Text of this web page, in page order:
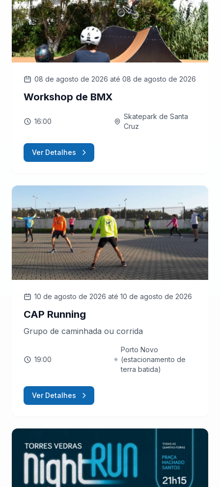
08 de agosto de 2026 até 08 de agosto de 2026
Workshop de BMX
16:00
Skatepark de Santa
Cruz
Ver Detalhes
10 de agosto de 2026 até 10 de agosto de 2026
CAP Running
Grupo de caminhada ou corrida
19:00
Porto Novo
(estacionamento de
terra batida)
Ver Detalhes